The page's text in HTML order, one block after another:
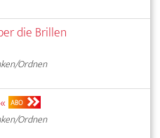
die Brillen
Ordnen
ABO
Ordnen